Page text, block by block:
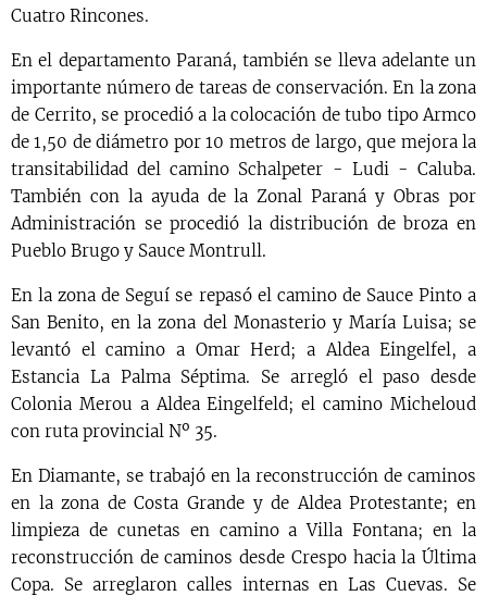
Cuatro Rincones.
En el departamento Paraná, también se lleva adelante un
importante número de tareas de conservación. En la zona
de Cerrito, se procedió a la colocación de tubo tipo Armco
de 1,50 de diámetro por 10 metros de largo, que mejora la
transitabilidad del camino Schalpeter - Ludi - Caluba.
También con la ayuda de la Zonal Paraná y Obras por
Administración se procedió la distribución de broza en
Pueblo Brugo y Sauce Montrull.
En la zona de Seguí se repasó el camino de Sauce Pinto a
San Benito, en la zona del Monasterio y María Luisa; se
levantó el camino a Omar Herd; a Aldea Eingelfel, a
Estancia La Palma Séptima. Se arregló el paso desde
Colonia Merou a Aldea Eingelfeld; el camino Micheloud
con ruta provincial Nº 35.
En Diamante, se trabajó en la reconstrucción de caminos
en la zona de Costa Grande y de Aldea Protestante; en
limpieza de cunetas en camino a Villa Fontana; en la
reconstrucción de caminos desde Crespo hacia la Última
Copa. Se arreglaron calles internas en Las Cuevas. Se